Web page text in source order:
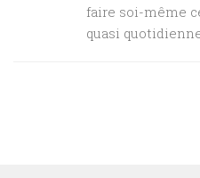
faire soi-même
quasi